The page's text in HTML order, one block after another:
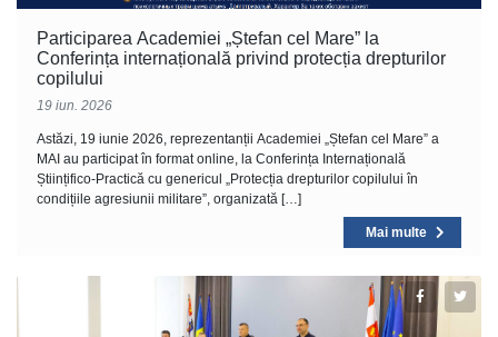
Participarea Academiei „Ștefan cel Mare” la
Conferința internațională privind protecția drepturilor
copilului
19 iun. 2026
Astăzi, 19 iunie 2026, reprezentanții Academiei „Ștefan cel Mare” a
MAI au participat în format online, la Conferința Internațională
Științifico-Practică cu genericul „Protecția drepturilor copilului în
condițiile agresiunii militare”, organizată […]
Mai multe